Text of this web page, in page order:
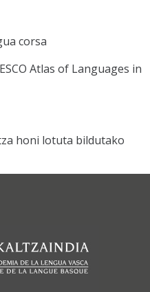
corsa
Atlas of Languages in
honi lotuta bildutako